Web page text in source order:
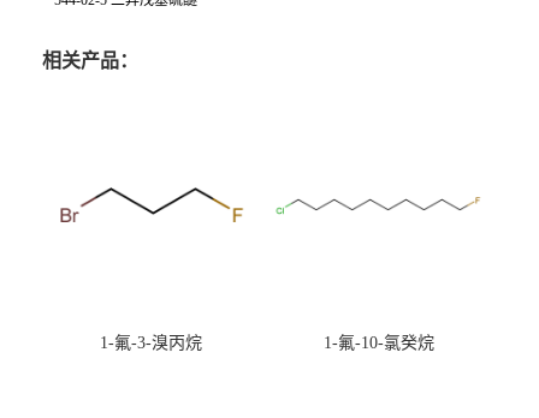
相关产品：
1-氟-3-溴丙烷 1-氟-10-氯癸烷